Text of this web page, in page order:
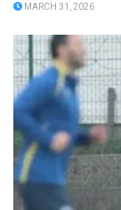
MARCH 31, 2026